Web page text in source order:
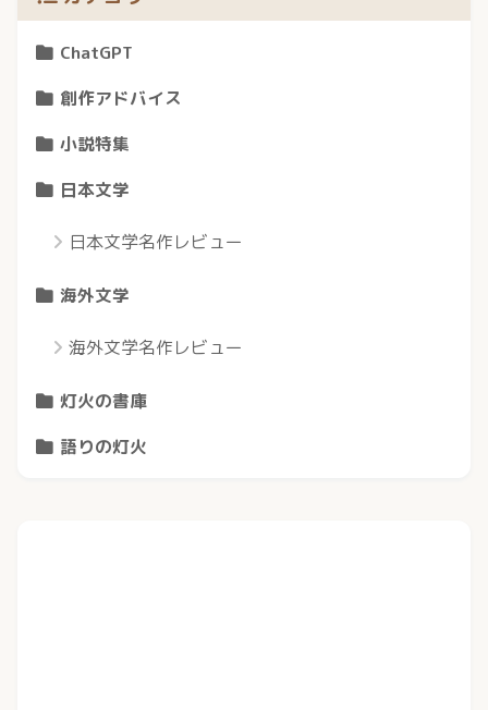
ChatGPT
創作アドバイス
小説特集
日本文学
日本文学名作レビュー
海外文学
海外文学名作レビュー
灯火の書庫
語りの灯火